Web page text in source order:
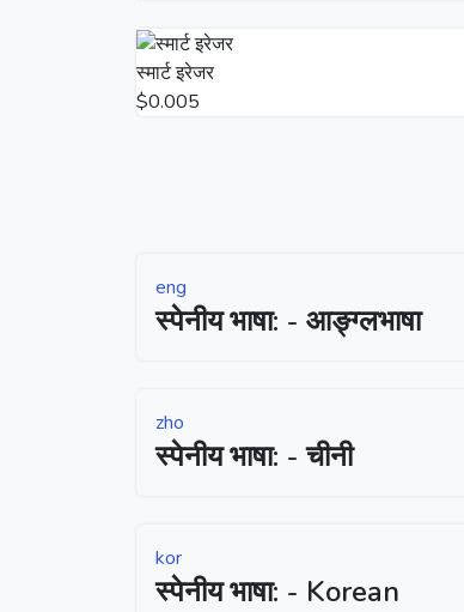
स्मार्ट इरेजर
$0.005
eng
स्पेनीय भाषा: - आङ्ग्लभाषा
zho
स्पेनीय भाषा: - चीनी
kor
स्पेनीय भाषा: - Korean